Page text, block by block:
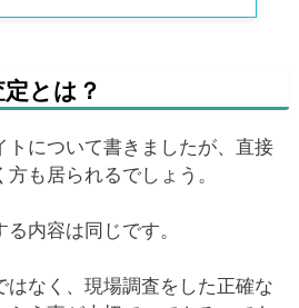
とは？
トについて書きましたが、直接
も居られるでしょう。
内容は同じです。
はなく、現場調査をした正確な